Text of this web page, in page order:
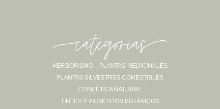
Sígueme en Instagram
-categorias-
HERBORISMO – PLANTAS MEDICINALES
PLANTAS SILVESTRES COMESTIBLES
COSMÉTICA NATURAL
TINTES Y PIGMENTOS BOTÁNICOS